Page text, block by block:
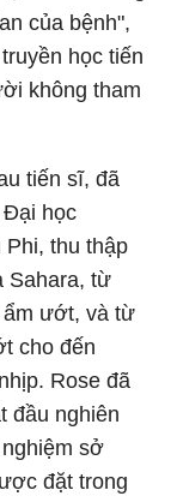
của bệnh",
học tiến
không tham
tiến sĩ, đã
Đại học
Phi, thu thập
Sahara, từ
ẩm ướt, và từ
cho đến
Rose đã
đầu nghiên
sở
đặt trong